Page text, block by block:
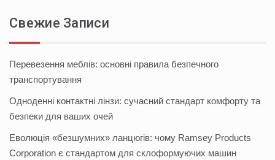
Свежие Записи
Перевезення меблів: основні правила безпечного
транспортування
Одноденні контактні лінзи: сучасний стандарт комфорту та
безпеки для ваших очей
Еволюція «безшумних» ланцюгів: чому Ramsey Products
Corporation є стандартом для склоформуючих машин